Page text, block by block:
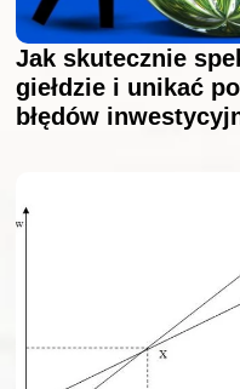
Jak skutecznie
giełdzie i unikać
błędów